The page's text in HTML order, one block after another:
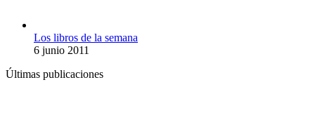
Los libros de la semana
6 junio 2011
Últimas publicaciones